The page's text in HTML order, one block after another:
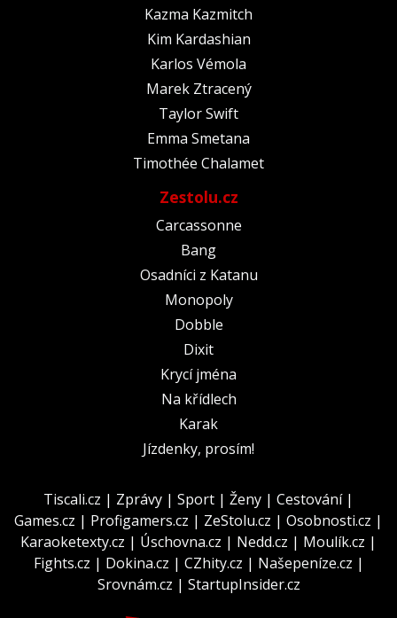
Kazma Kazmitch
Kim Kardashian
Karlos Vémola
Marek Ztracený
Taylor Swift
Emma Smetana
Timothée Chalamet
Zestolu.cz
Carcassonne
Bang
Osadníci z Katanu
Monopoly
Dobble
Dixit
Krycí jména
Na křídlech
Karak
Jízdenky, prosím!
Tiscali.cz | Zprávy | Sport | Ženy | Cestování|
Games.cz | Profigamers.cz | ZeStolu.cz | Osobnosti.cz |
Karaoketexty.cz | Úschovna.cz | Nedd.cz | Moulík.cz |
Fights.cz | Dokina.cz | CZhity.cz | Našepeníze.cz |
Srovnám.cz | StartupInsider.cz